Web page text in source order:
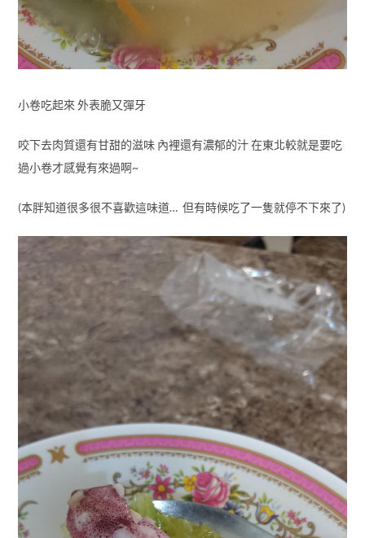
小卷吃起來 外表脆又彈牙
咬下去肉質還有甘甜的滋味 內裡還有濃郁的汁 在東北較就是要吃
過小卷才感覺有來過啊~
(本胖知道很多很不喜歡這味道… 但有時候吃了一隻就停不下來了)